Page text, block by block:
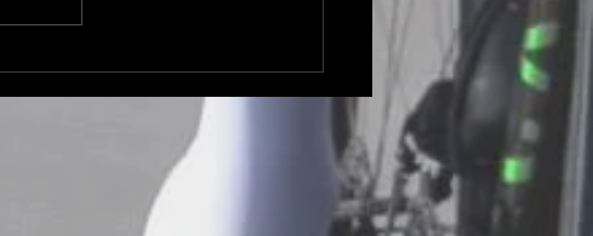
Première victoire pour
Stefano DERIU en 1ère